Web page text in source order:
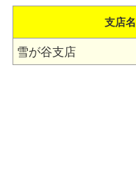
支店名
雪が谷支店